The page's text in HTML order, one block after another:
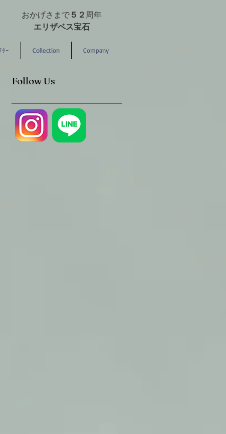
おかげさまで５２ 周年
エリザベス宝石
ﾀｰ Collection Company
Follow Us